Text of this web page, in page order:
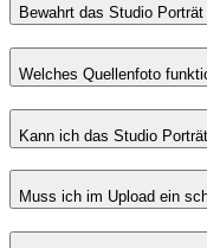
Bewahrt das Studio
Welches Quellenfoto
Kann ich das Studio
Muss ich im Upload ein